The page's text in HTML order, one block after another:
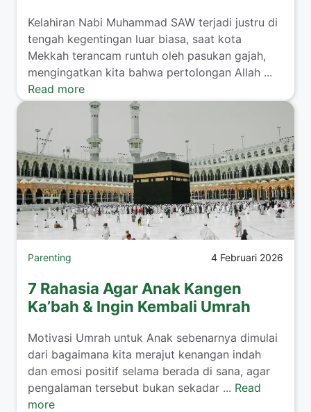
​Kelahiran Nabi Muhammad SAW terjadi justru di
tengah kegentingan luar biasa, saat kota
Mekkah terancam runtuh oleh pasukan gajah,
mengingatkan kita bahwa pertolongan Allah ...
Read more
Parenting 4 Februari 2026
7 Rahasia Agar Anak Kangen
Ka’bah & Ingin Kembali Umrah
​Motivasi Umrah untuk Anak sebenarnya dimulai
dari bagaimana kita merajut kenangan indah
dan emosi positif selama berada di sana, agar
pengalaman tersebut bukan sekadar ... Read
more